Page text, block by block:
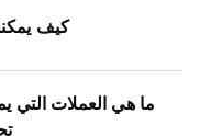
كيف
ما هي العملات التي